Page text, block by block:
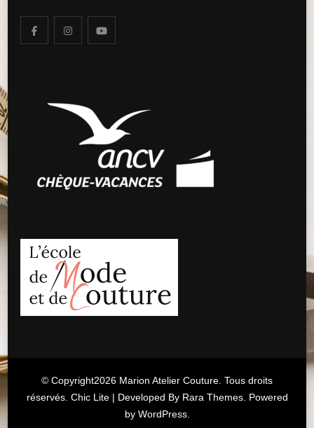
© Copyright2026 Marion Atelier Couture. Tous droits
réservés. Chic Lite | Developed By Rara Themes. Powered
by WordPress.